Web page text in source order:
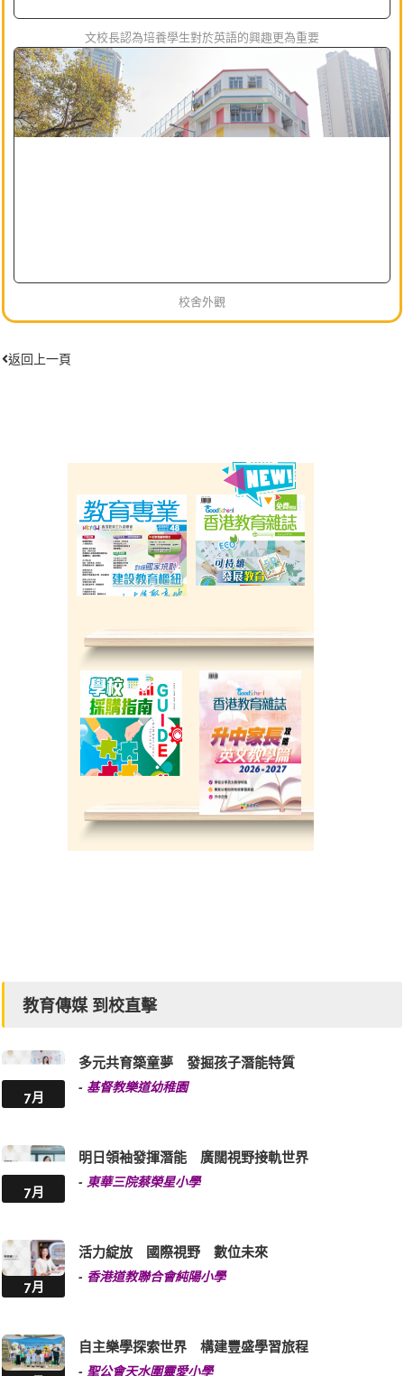
文校長認為培養學生對於英語的興趣更為重要
校舍外觀
返回上一頁
教育傳媒 到校直擊
7月
多元共育築童夢 發掘孩子潛能特質
- 基督教樂道幼稚園
7月
明日領袖發揮潛能 廣闊視野接軌世界
- 東華三院蔡榮星小學
7月
活力綻放 國際視野 數位未來
- 香港道教聯合會純陽小學
自主樂學探索世界 構建豐盛學習旅程
- 聖公會天水圍靈愛小學